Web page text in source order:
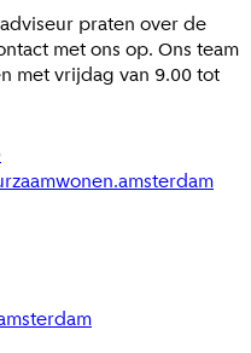
praten over de
met ons op. Ons team
met vrijdag van 9.00 tot